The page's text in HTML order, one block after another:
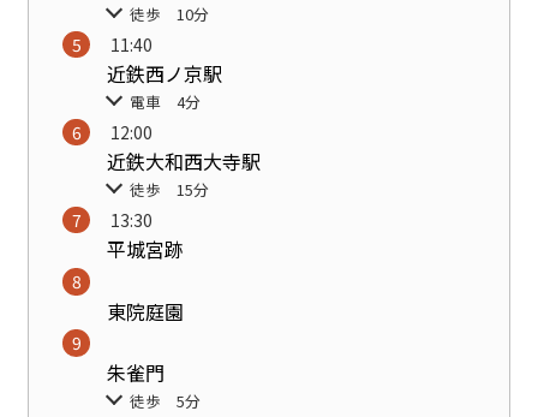
徒歩 10分
11:40
近鉄西ノ京駅
電車 4分
12:00
近鉄大和西大寺駅
徒歩 15分
13:30
平城宮跡
東院庭園
朱雀門
徒歩 5分